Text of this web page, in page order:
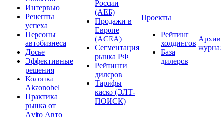
Интервью
Рецепты
успеха
Персоны
автобизнеса
Досье
Эффективные
решения
Колонка
Akzonobel
Практика
рынка от
Аvito Авто
России
(АЕБ)
Продажи в
Европе
(ACEA)
Сегментация
рынка РФ
Рейтинги
дилеров
Тарифы
каско (ЭЛТ-
ПОИСК)
Проекты
Рейтинг
холдингов
База
дилеров
Архив